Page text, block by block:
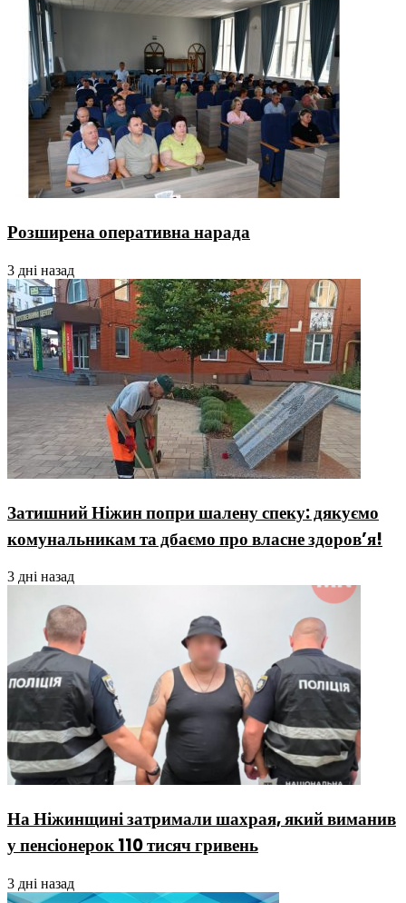
Розширена оперативна нарада
3 дні назад
Затишний Ніжин попри шалену спеку: дякуємо
комунальникам та дбаємо про власне здоров’я!
3 дні назад
На Ніжинщині затримали шахрая, який виманив
у пенсіонерок 110 тисяч гривень
3 дні назад